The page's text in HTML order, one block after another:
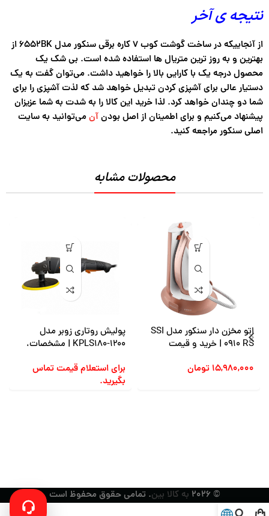
نتیجه ی آخر
از آنجاییکه در ساخت گوشت کوب 7 کاره برقی سنکور مدل 6552BK از
بهترین و به روز ترین متریال ها استفاده شده است. بی شک یک
محصول درجه یک با کارایی بالا را خواهید داشت. می‌توان گفت به یک
دستیار عالی برای آشپزی کردن تبدیل خواهد شد که لذت آشپزی را برای
شما دو چندان خواهد کرد. لذا خرید این کالا را به شدت به شما عزیزان
پیشنهاد می‌کنیم و برای اطمینان از اصل بودنآنمی‌توانید به سایت
اصلی سنکور مراجعه کنید.
محصولات مشابه
اتو مخزن دار سنکور مدل SSI
0910 RS | خرید و قیمت
۱۵,۹۸۰,۰۰۰ تومان
پولیش روتاری زوبر مدل
KPLS180-1200 | مشخصات،
برای استعلام قیمت تماس
بگیرید.
© ۲۰۲۶ به کالا بین. تمامی حقوق محفوظ است